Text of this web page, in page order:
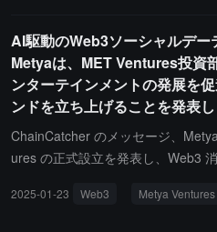
ェーン上のステーキングと比較し
動的なステーキングは、最初のサ
キング収益と同じですが、ステー
日の収益は持続的に増加し、長期
ターンを得ることができます。こ
に下げ、ユーザーの収益体験を向
AI駆動のWeb3ソーシャルデ
Metyaは、MET Ventures投資
ンターテインメントの発展を
ンドを立ち上げることを発表し
ChainCatcher のメッセージ、
ures の正式設立を発表し、Web3
消費エンターテインメントセクタ
2025-01-23 Web3 Metya Ventures